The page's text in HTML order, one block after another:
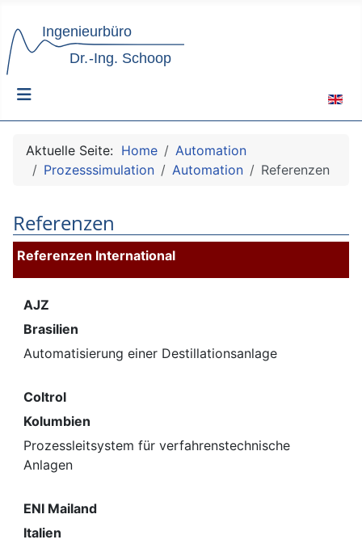
Aktuelle Seite: Home
Automation
Prozesssimulation
Automation Referenzen
Referenzen
Referenzen International
AJZ
Brasilien
Automatisierung einer Destillationsanlage
Coltrol
Kolumbien
Prozessleitsystem für verfahrenstechnische
Anlagen
ENI Mailand
Italien